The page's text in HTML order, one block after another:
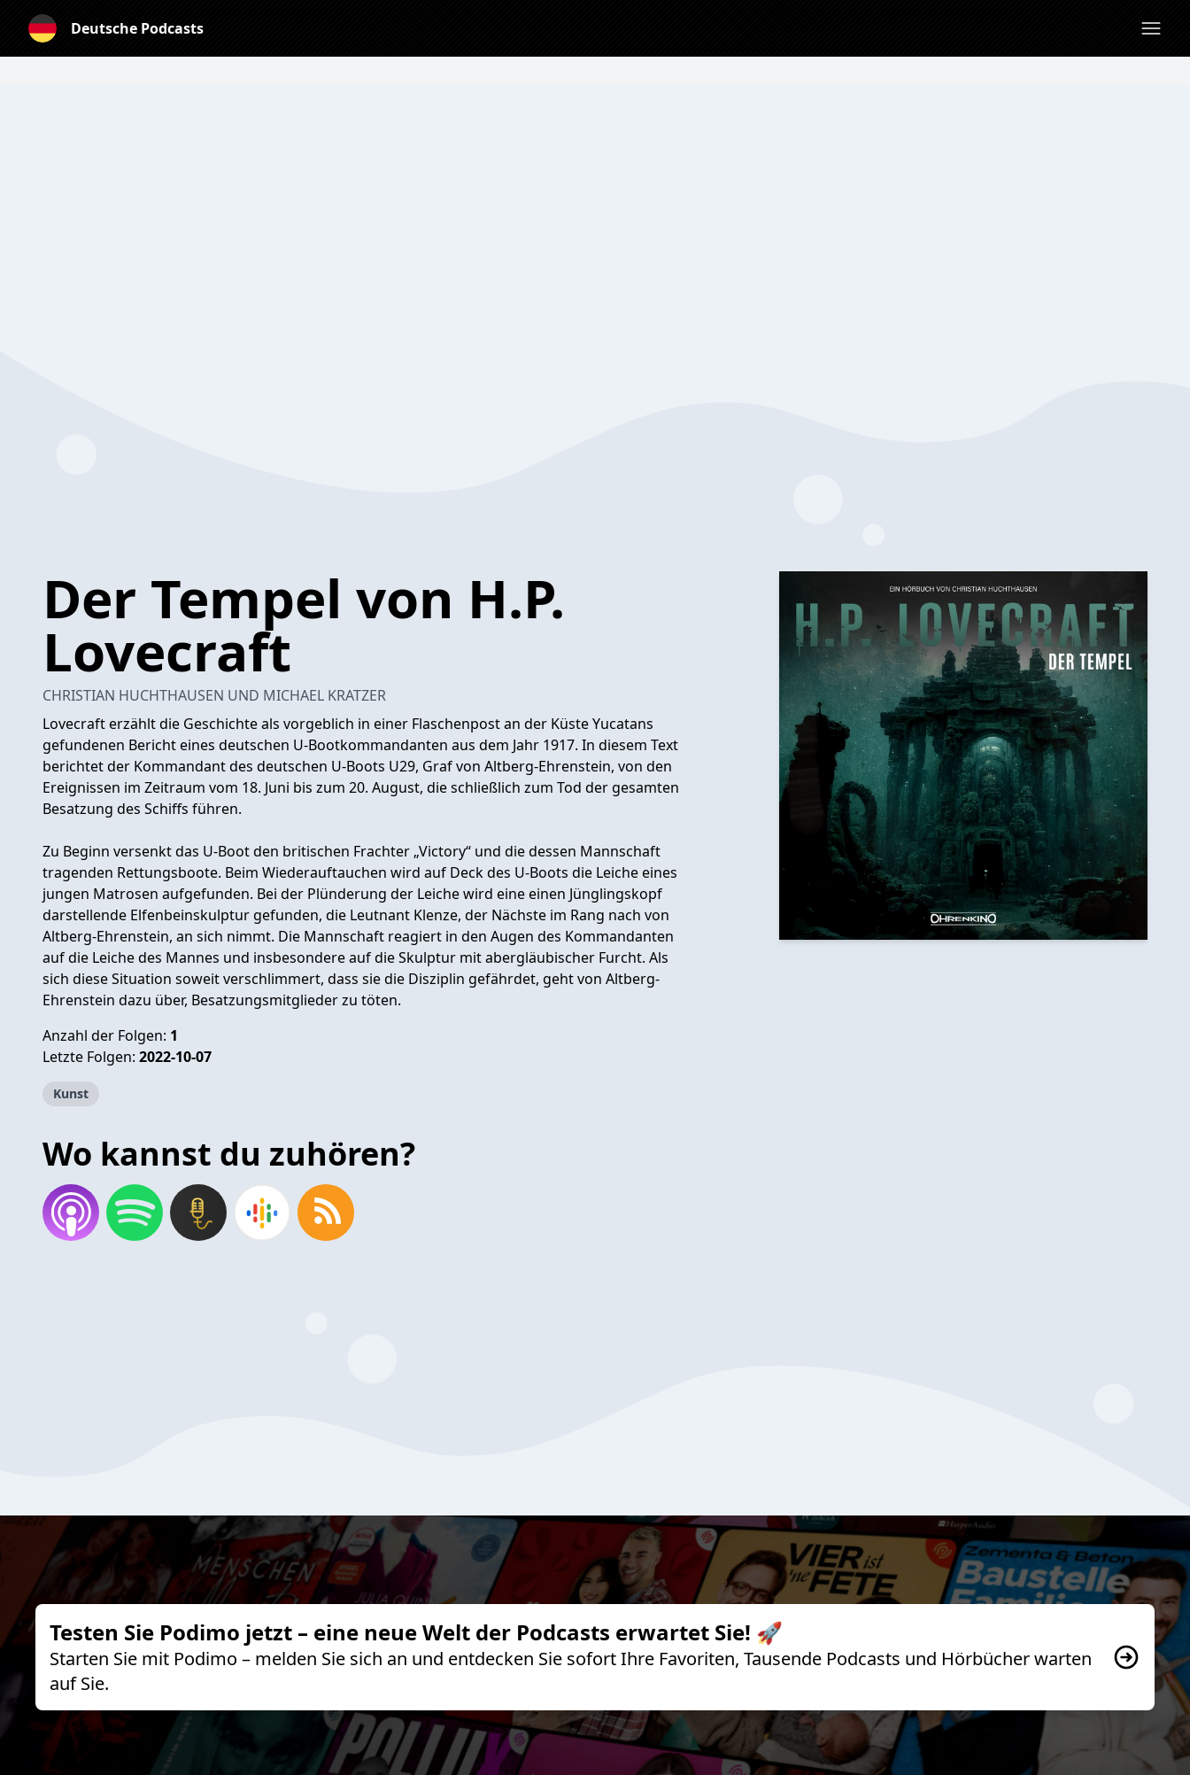
Deutsche Podcasts
Der Tempel von H.P.
Lovecraft
CHRISTIAN HUCHTHAUSEN UND MICHAEL KRATZER
Lovecraft erzählt die Geschichte als vorgeblich in einer Flaschenpost an der Küste Yucatans
gefundenen Bericht eines deutschen U-Bootkommandanten aus dem Jahr 1917. In diesem Text
berichtet der Kommandant des deutschen U-Boots U29, Graf von Altberg-Ehrenstein, von den
Ereignissen im Zeitraum vom 18. Juni bis zum 20. August, die schließlich zum Tod der gesamten
Besatzung des Schiffs führen.
Zu Beginn versenkt das U-Boot den britischen Frachter „Victory“ und die dessen Mannschaft
tragenden Rettungsboote. Beim Wiederauftauchen wird auf Deck des U-Boots die Leiche eines
jungen Matrosen aufgefunden. Bei der Plünderung der Leiche wird eine einen Jünglingskopf
darstellende Elfenbeinskulptur gefunden, die Leutnant Klenze, der Nächste im Rang nach von
Altberg-Ehrenstein, an sich nimmt. Die Mannschaft reagiert in den Augen des Kommandanten
auf die Leiche des Mannes und insbesondere auf die Skulptur mit abergläubischer Furcht. Als
sich diese Situation soweit verschlimmert, dass sie die Disziplin gefährdet, geht von Altberg-
Ehrenstein dazu über, Besatzungsmitglieder zu töten.
Anzahl der Folgen: 1
Letzte Folgen: 2022-10-07
Kunst
Wo kannst du zuhören?
Testen Sie Podimo jetzt – eine neue Welt der Podcasts erwartet Sie! 🚀
Starten Sie mit Podimo – melden Sie sich an und entdecken Sie sofort Ihre Favoriten, Tausende Podcasts und Hörbücher warten
auf Sie.